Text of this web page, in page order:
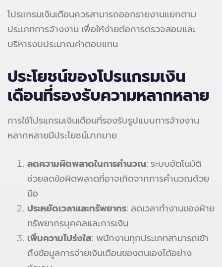
โปรแกรมเงินเดือนควรสามารถออกรายงานแยกตาม
ประเภทการจ้างงาน เพื่อให้ง่ายต่อการตรวจสอบและ
บริหารงบประมาณค่าตอบแทน
ประโยชน์ของโปรแกรมเงิน
เดือนที่รองรับความหลากหลาย
การใช้โปรแกรมเงินเดือนที่รองรับรูปแบบการจ้างงาน
หลากหลายมีประโยชน์มากมาย
ลดความผิดพลาดในการคำนวณ: ระบบอัตโนมัติ
ช่วยลดข้อผิดพลาดที่อาจเกิดจากการคำนวณด้วย
มือ
ประหยัดเวลาและทรัพยากร: ลดเวลาทำงานของฝ่าย
ทรัพยากรบุคคลและการเงิน
เพิ่มความโปร่งใส: พนักงานทุกประเภทสามารถเข้า
ถึงข้อมูลการจ่ายเงินเดือนของตนเองได้อย่าง